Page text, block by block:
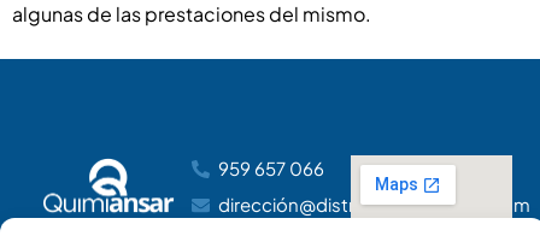
algunas de las prestaciones del mismo.
959 657 066
dirección@distribucionesansar.com